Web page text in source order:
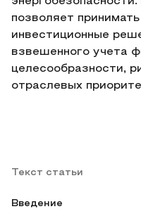
позволяет
инвестиционные
взвешенного учета
целесообразности,
отраслевых
Текст статьи
Введение